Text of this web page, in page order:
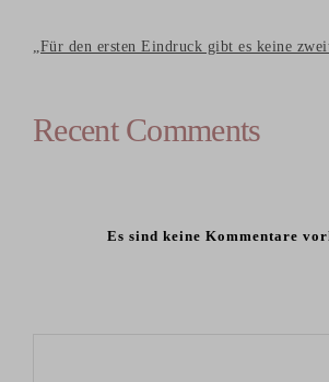
„Für den ersten Eindruck gibt es keine
Recent Comments
Es sind keine Kommentare